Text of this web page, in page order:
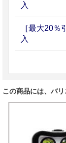
入
［最大20
入
この商品には、バリ